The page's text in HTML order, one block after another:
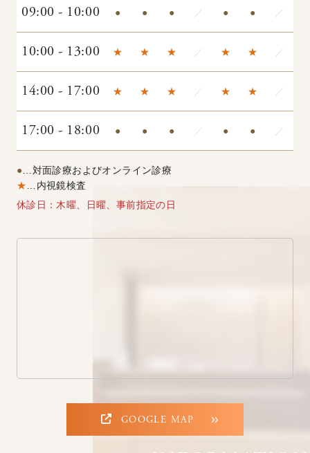
09:00 - 10:00 ● ● ● ／ ● ● ／
10:00 - 13:00 ★ ★ ★ ／ ★ ★ ／
14:00 - 17:00 ★ ★ ★ ／ ★ ★ ／
17:00 - 18:00 ● ● ● ／ ● ● ／
● …対面診療およびオンライン診療
★ …内視鏡検査
休診日：木曜、日曜、事前指定の日
GOOGLE MAP